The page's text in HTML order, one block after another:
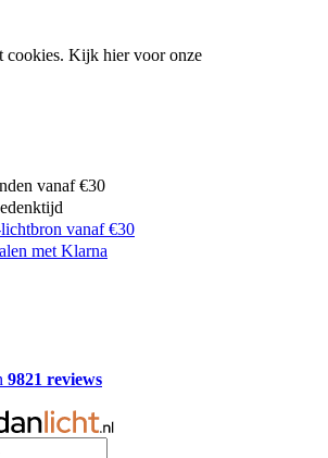
cookies. Kijk hier voor onze
vanaf €30
vanaf €30
met Klarna
9821 reviews